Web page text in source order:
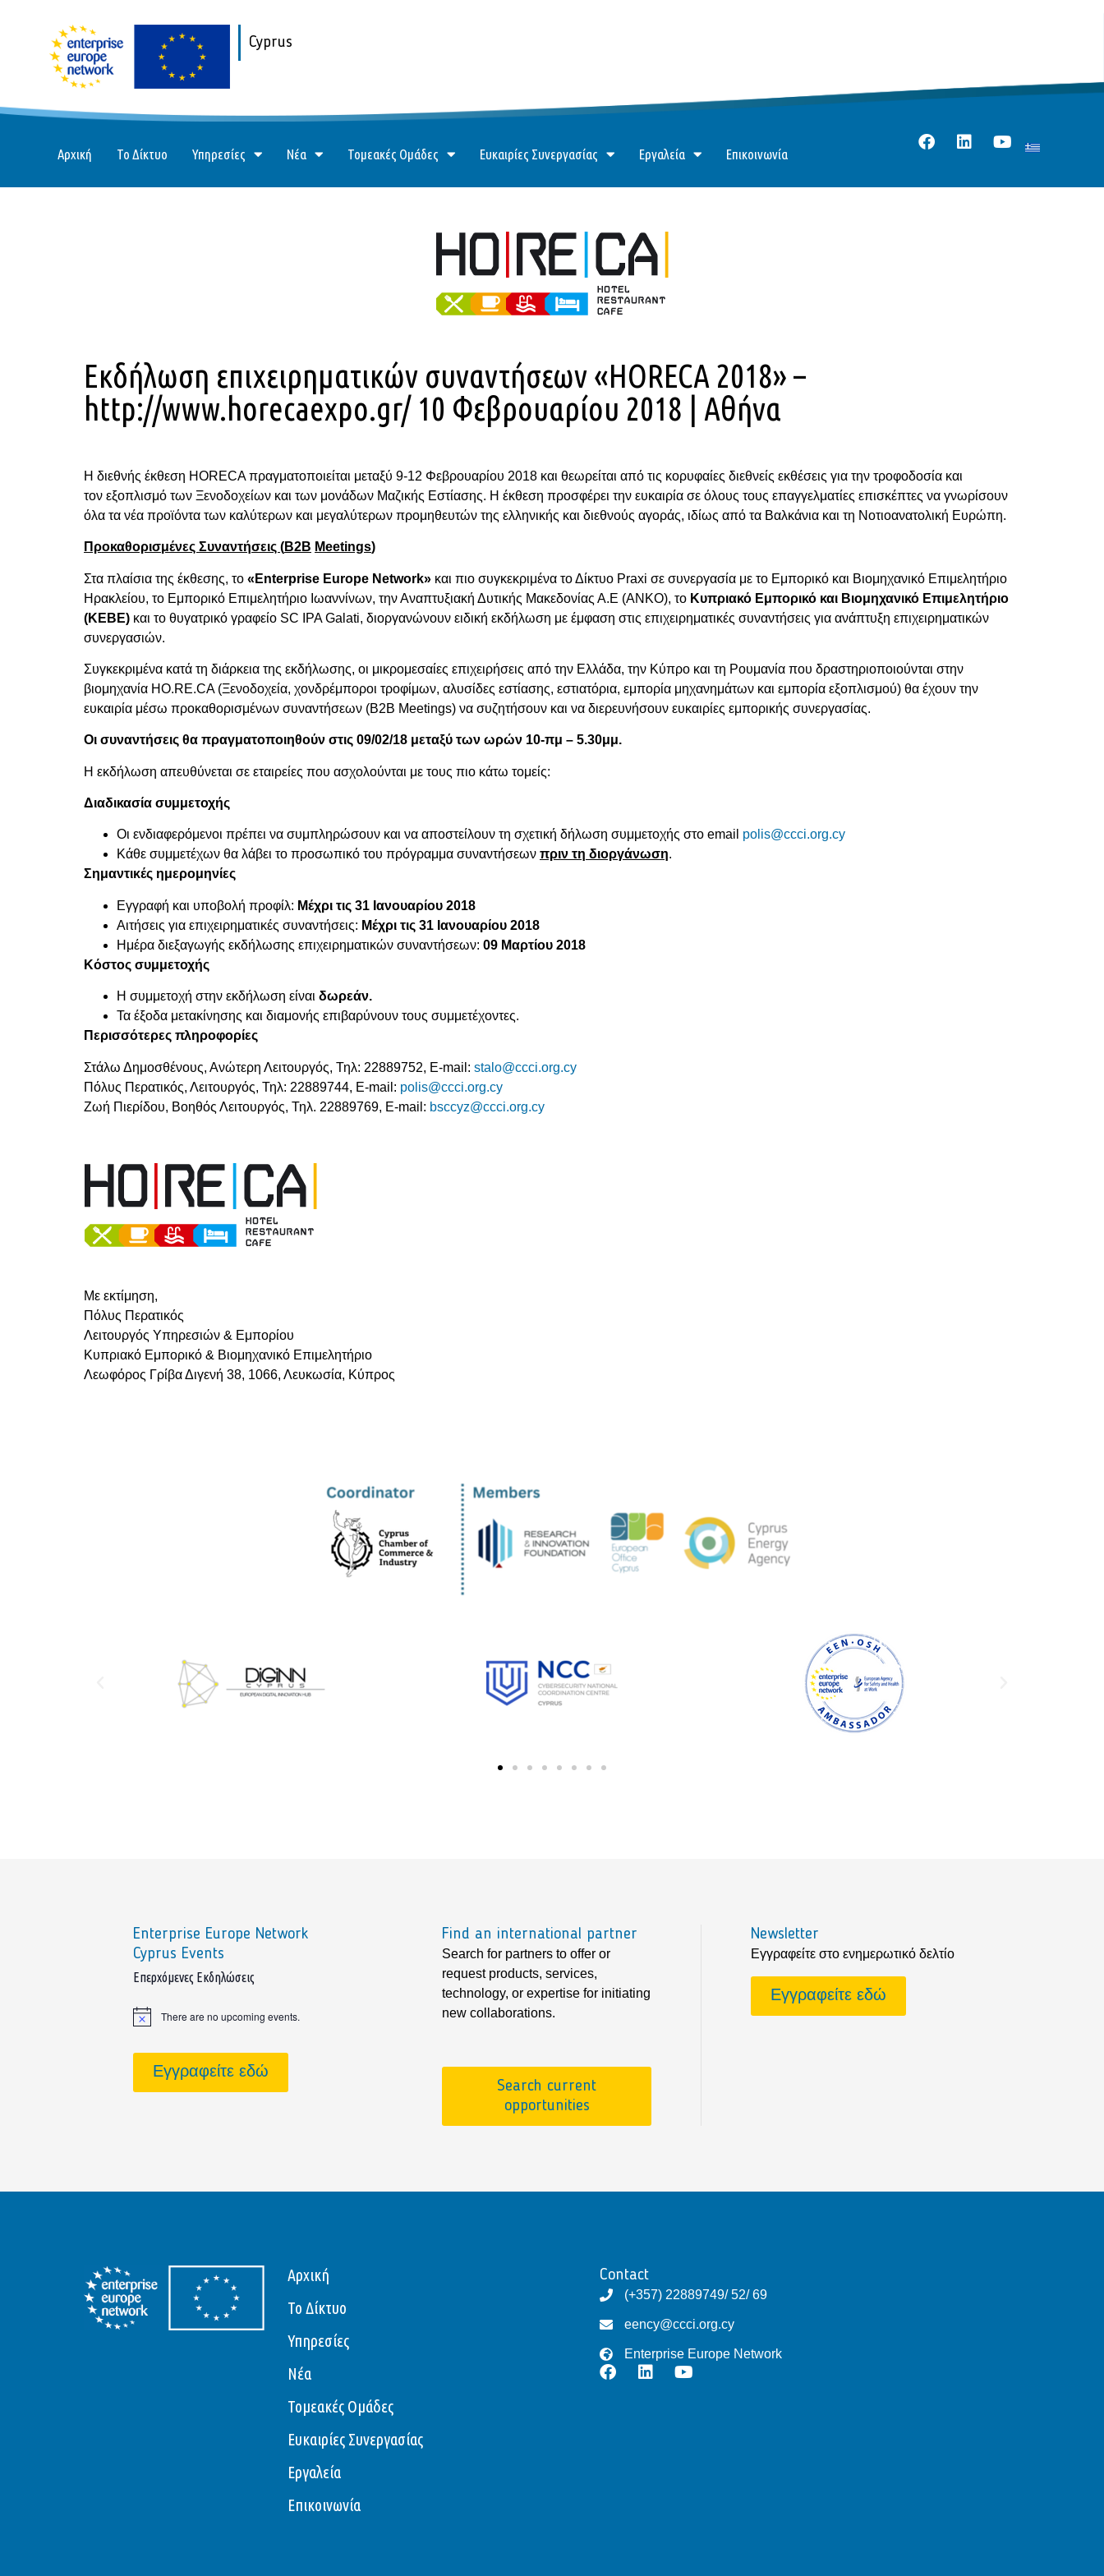
Cyprus
Αρχική Το Δίκτυο Υπηρεσίες Νέα Τομεακές Ομάδες Ευκαιρίες Συνεργασίας Εργαλεία Επικοινωνία
Εκδήλωση επιχειρηματικών συναντήσεων «HORECA 2018» –
http://www.horecaexpo.gr/ 10 Φεβρουαρίου 2018 | Αθήνα
Η διεθνής έκθεση HORECA πραγματοποιείται μεταξύ 9-12 Φεβρουαρίου 2018 και θεωρείται από τις κορυφαίες διεθνείς εκθέσεις για την τροφοδοσία και
τον εξοπλισμό των Ξενοδοχείων και των μονάδων Μαζικής Εστίασης. Η έκθεση προσφέρει την ευκαιρία σε όλους τους επαγγελματίες επισκέπτες να γνωρίσουν
όλα τα νέα προϊόντα των καλύτερων και μεγαλύτερων προμηθευτών της ελληνικής και διεθνούς αγοράς, ιδίως από τα Βαλκάνια και τη Νοτιοανατολική Ευρώπη.
Προκαθορισμένες Συναντήσεις (B2B Meetings)
Στα πλαίσια της έκθεσης, το « Enterprise Europe Network» και πιο συγκεκριμένα το Δίκτυο Praxi σε συνεργασία με το Εμπορικό και Βιομηχανικό Επιμελητήριο
Ηρακλείου, το Εμπορικό Επιμελητήριο Ιωαννίνων, την Αναπτυξιακή Δυτικής Μακεδονίας Α.Ε (ANKO), το Κυπριακό Εμπορικό και Βιομηχανικό Επιμελητήριο
(KEBE) και το θυγατρικό γραφείο SC IPA Galati, διοργανώνουν ειδική εκδήλωση με έμφαση στις επιχειρηματικές συναντήσεις για ανάπτυξη επιχειρηματικών
συνεργασιών.
Συγκεκριμένα κατά τη διάρκεια της εκδήλωσης, οι μικρομεσαίες επιχειρήσεις από την Ελλάδα, την Κύπρο και τη Ρουμανία που δραστηριοποιούνται στην
βιομηχανία HO.RE.CA (Ξενοδοχεία, χονδρέμποροι τροφίμων, αλυσίδες εστίασης, εστιατόρια, εμπορία μηχανημάτων και εμπορία εξοπλισμού) θα έχουν την
ευκαιρία μέσω προκαθορισμένων συναντήσεων (B2B Meetings) να συζητήσουν και να διερευνήσουν ευκαιρίες εμπορικής συνεργασίας.
Οι συναντήσεις θα πραγματοποιηθούν στις 09/02/18 μεταξύ των ωρών 10-πμ – 5.30μμ.
Η εκδήλωση απευθύνεται σε εταιρείες που ασχολούνται με τους πιο κάτω τομείς:
Διαδικασία συμμετοχής
Οι ενδιαφερόμενοι πρέπει να συμπληρώσουν και να αποστείλουν τη σχετική δήλωση συμμετοχής στο email polis@ccci.org.cy
Κάθε συμμετέχων θα λάβει το προσωπικό του πρόγραμμα συναντήσεων πριν τη διοργάνωση.
Σημαντικές ημερομηνίες
Εγγραφή και υποβολή προφίλ: Μέχρι τις 31 Ιανουαρίου 2018
Αιτήσεις για επιχειρηματικές συναντήσεις: Μέχρι τις 31 Ιανουαρίου 2018
Ημέρα διεξαγωγής εκδήλωσης επιχειρηματικών συναντήσεων: 09 Μαρτίου 2018
Κόστος συμμετοχής
Η συμμετοχή στην εκδήλωση είναι δωρεάν.
Τα έξοδα μετακίνησης και διαμονής επιβαρύνουν τους συμμετέχοντες.
Περισσότερες πληροφορίες
Στάλω Δημοσθένους, Ανώτερη Λειτουργός, Τηλ: 22889752, E-mail: stalo@ccci.org.cy
Πόλυς Περατικός, Λειτουργός, Τηλ: 22889744, E-mail: polis@ccci.org.cy
Ζωή Πιερίδου, Βοηθός Λειτουργός, Τηλ. 22889769, E-mail: bsccyz@ccci.org.cy
Με εκτίμηση,
Πόλυς Περατικός
Λειτουργός Υπηρεσιών & Εμπορίου
Κυπριακό Εμπορικό & Βιομηχανικό Επιμελητήριο
Λεωφόρος Γρίβα Διγενή 38, 1066, Λευκωσία, Κύπρος
Enterprise Europe Network
Cyprus Events
sidebar
Επερχόμενες Εκδηλώσεις
Notice There are no upcoming events.
Εγγραφείτε εδώ
Find an international partner
Search for partners to offer or
request products, services,
technology, or expertise for initiating
new collaborations.
Search current
opportunities
Newsletter
Εγγραφείτε στο ενημερωτικό δελτίο
Εγγραφείτε εδώ
Αρχική
Το Δίκτυο
Υπηρεσίες
Νέα
Τομεακές Ομάδες
Ευκαιρίες Συνεργασίας
Εργαλεία
Επικοινωνία
Contact
(+357) 22889749/ 52/ 69
eency@ccci.org.cy
Enterprise Europe Network